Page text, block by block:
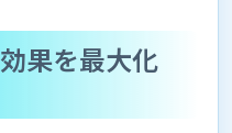
果を最大化